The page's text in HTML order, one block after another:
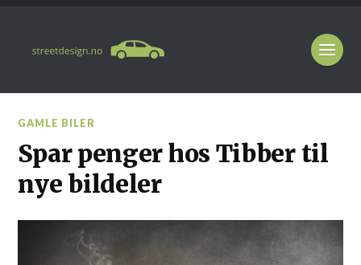
GAMLE BILER
Spar penger hos Tibber til
nye bildeler